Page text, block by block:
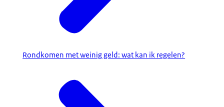
Rondkomen met weinig geld: wat kan ik regelen?